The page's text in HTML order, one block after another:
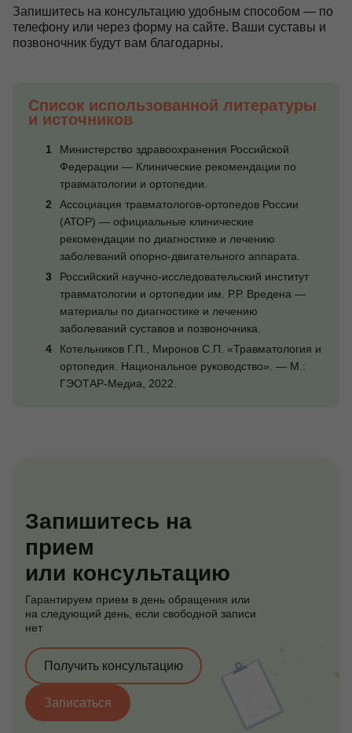
Запишитесь на консультацию удобным способом — по
телефону или через форму на сайте. Ваши суставы и
позвоночник будут вам благодарны.
Список использованной литературы
и источников
Министерство здравоохранения Российской
Федерации — Клинические рекомендации по
травматологии и ортопедии.
Ассоциация травматологов-ортопедов России
(АТОР) — официальные клинические
рекомендации по диагностике и лечению
заболеваний опорно-двигательного аппарата.
Российский научно-исследовательский институт
травматологии и ортопедии им. Р.Р. Вредена —
материалы по диагностике и лечению
заболеваний суставов и позвоночника.
Котельников Г.П., Миронов С.П. «Травматология и
ортопедия. Национальное руководство». — М.:
ГЭОТАР-Медиа, 2022.
Запишитесь на
прием
или консультацию
Гарантируем прием в день обращения или
на следующий день, если свободной записи
нет
Записаться
Получить консультацию